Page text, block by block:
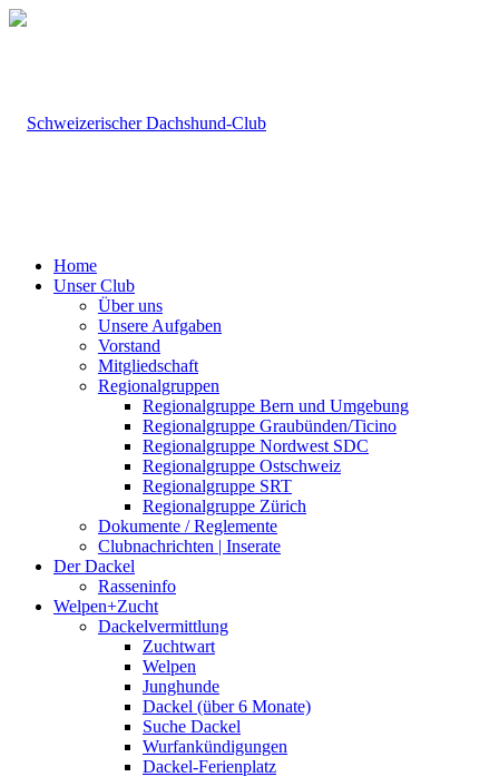
Home
Unser Club
Über uns
Unsere Aufgaben
Vorstand
Mitgliedschaft
Regionalgruppen
Regionalgruppe Bern und Umgebung
Regionalgruppe Graubünden/Ticino
Regionalgruppe Nordwest SDC
Regionalgruppe Ostschweiz
Regionalgruppe SRT
Regionalgruppe Zürich
Dokumente / Reglemente
Clubnachrichten | Inserate
Der Dackel
Rasseninfo
Welpen+Zucht
Dackelvermittlung
Zuchtwart
Welpen
Junghunde
Dackel (über 6 Monate)
Suche Dackel
Wurfankündigungen
Dackel-Ferienplatz